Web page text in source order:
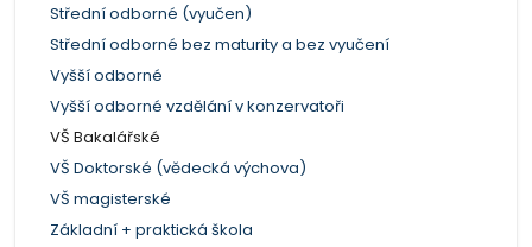
Střední odborné (vyučen)
Střední odborné bez maturity a bez vyučení
Vyšší odborné
Vyšší odborné vzdělání v konzervatoři
VŠ Bakalářské
VŠ Doktorské (vědecká výchova)
VŠ magisterské
Základní + praktická škola